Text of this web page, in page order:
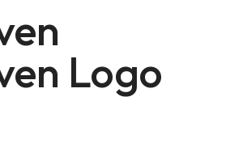
Logo